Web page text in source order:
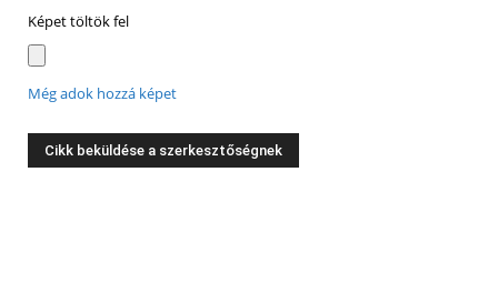
Képet töltök fel
Még adok hozzá képet